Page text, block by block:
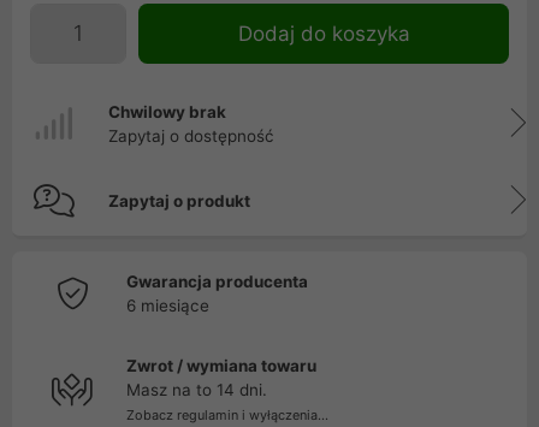
Dodaj do koszyka
Chwilowy brak
Zapytaj o dostępność
Zapytaj o produkt
Gwarancja producenta
6 miesiące
Zwrot / wymiana towaru
Masz na to 14 dni.
Zobacz regulamin i wyłączenia...